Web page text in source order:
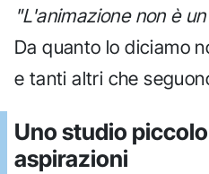
"L'animazione non è
Da quanto lo diciamo
e tanti altri che
Uno studio
aspirazioni